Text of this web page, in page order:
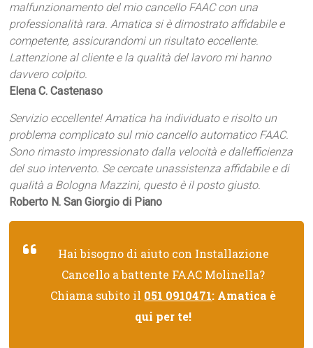
malfunzionamento del mio cancello FAAC con una
professionalità rara. Amatica si è dimostrato affidabile e
competente, assicurandomi un risultato eccellente.
Lattenzione al cliente e la qualità del lavoro mi hanno
davvero colpito.
Elena C. Castenaso
Servizio eccellente! Amatica ha individuato e risolto un
problema complicato sul mio cancello automatico FAAC.
Sono rimasto impressionato dalla velocità e dallefficienza
del suo intervento. Se cercate unassistenza affidabile e di
qualità a Bologna Mazzini, questo è il posto giusto.
Roberto N. San Giorgio di Piano
Hai bisogno di aiuto con Installazione
Cancello a battente FAAC Molinella?
Chiama subito il 051 0910471: Amatica è
qui per te!